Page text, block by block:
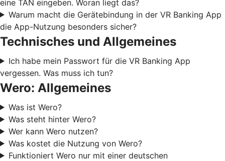
eine TAN eingeben. Woran liegt das?
Warum macht die Gerätebindung in der VR Banking App
die App-Nutzung besonders sicher?
Technisches und Allgemeines
Ich habe mein Passwort für die VR Banking App
vergessen. Was muss ich tun?
Wero: Allgemeines
Was ist Wero?
Was steht hinter Wero?
Wer kann Wero nutzen?
Was kostet die Nutzung von Wero?
Funktioniert Wero nur mit einer deutschen